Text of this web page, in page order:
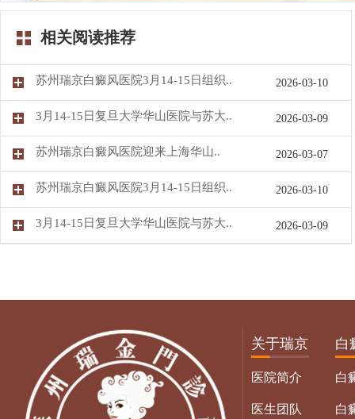
相关阅读推荐
苏州瑞京白癜风医院3月14-15日组织.. 2026-03-10
3月14-15日复旦大学华山医院与苏大.. 2026-03-09
苏州瑞京白癜风医院迎来上海华山.. 2026-03-07
苏州瑞京白癜风医院3月14-15日组织.. 2026-03-10
3月14-15日复旦大学华山医院与苏大.. 2026-03-09
关于瑞京
医院简介
医生团队
白
白
白